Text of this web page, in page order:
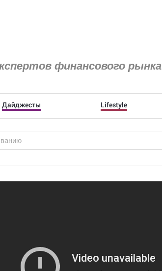
финансового рынка
Дайджесты Lifestyle